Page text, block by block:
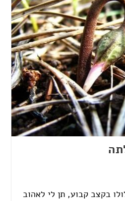
בקצב קבוע, תן לי לאהוב